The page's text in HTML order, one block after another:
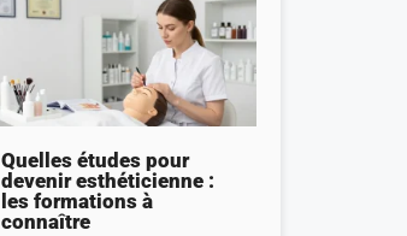
Quelles études pour
devenir esthéticienne :
les formations à
connaître